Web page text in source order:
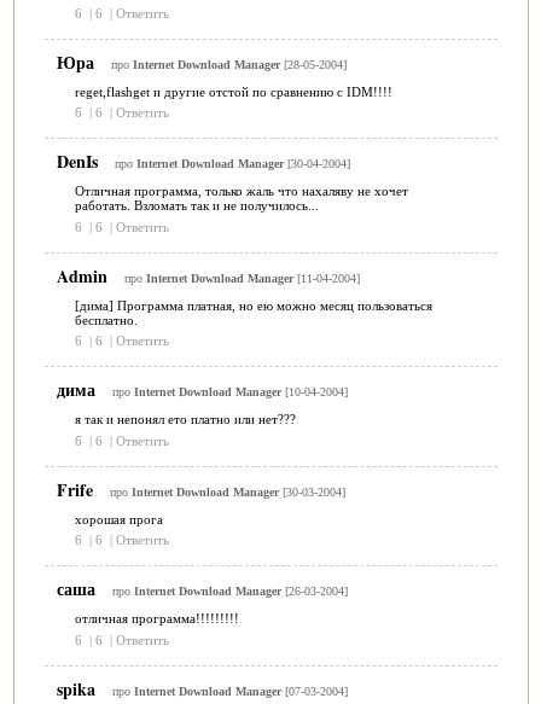
6
| 6 | Ответить
Юра про Internet Download Manager[28-05-2004]
reget,flashget и другие отстой по сравнению с IDM!!!!
6
| 6 | Ответить
DenIs про Internet Download Manager[30-04-2004]
Отличная программа, только жаль что нахаляву не хочет
работать. Взломать так и не получилось...
6
| 6 | Ответить
Admin про Internet Download Manager[11-04-2004]
[дима] Программа платная, но ею можно месяц пользоваться
бесплатно.
6
| 6 | Ответить
дима про Internet Download Manager[10-04-2004]
я так и непонял ето платно или нет???
6
| 6 | Ответить
Frife про Internet Download Manager[30-03-2004]
хорошая прога
6
| 6 | Ответить
саша про Internet Download Manager[26-03-2004]
отличная программа!!!!!!!!!
6
| 6 | Ответить
spika про Internet Download Manager[07-03-2004]